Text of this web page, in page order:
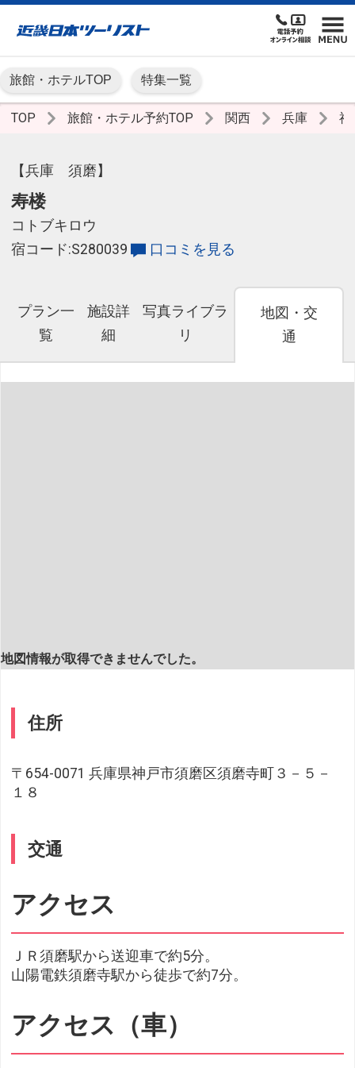
旅館・ホテルTOP 特集一覧
TOP 旅館・ホテル予約TOP 関西 兵庫
【兵庫 須磨】
寿楼
コトブキロウ
宿コード:S280039
口コミを見る
プラン一
覧
施設詳
細
写真ライブラ
リ
地図・交
通
地図情報が取得できませんでした。
住所
〒654-0071 兵庫県神戸市須磨区須磨寺町３－５－
１８
交通
アクセス
ＪＲ須磨駅から送迎車で約5分。
山陽電鉄須磨寺駅から徒歩で約7分。
アクセス（車）